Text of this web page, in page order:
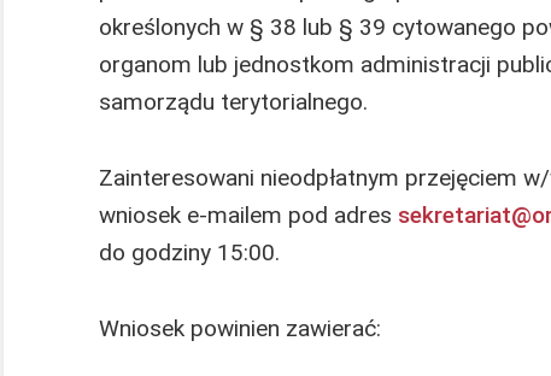
określonych w § 38 lub § 39 cytowanego
organom lub jednostkom administracji
samorządu terytorialnego.
Zainteresowani nieodpłatnym przejęciem
wniosek e-mailem pod adres
do godziny 15:00.
Wniosek powinien zawierać: